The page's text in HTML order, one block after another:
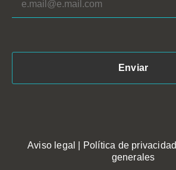
Aviso legal Política de privacidad
generales